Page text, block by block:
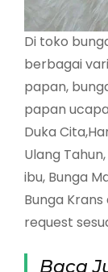
Di toko
berbagai
papan,
papan
Duka
Ulang
ibu, Bunga
Bunga
request
Baca